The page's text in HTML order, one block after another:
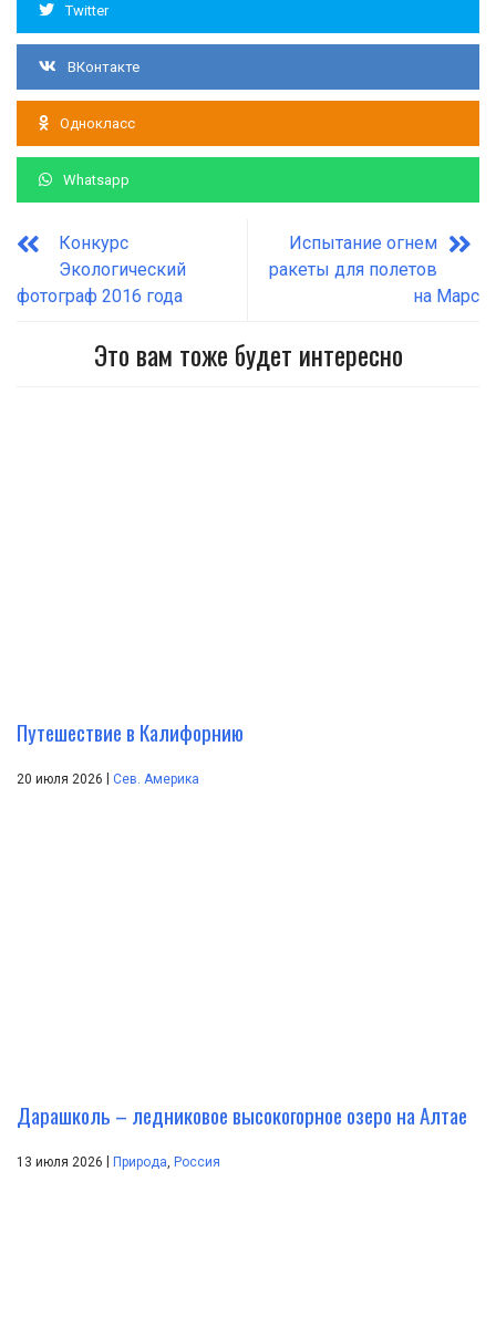
Twitter
ВКонтакте
Однокласс
Whatsapp
Конкурс
Экологический
фотограф 2016 года
Испытание огнем
ракеты для полетов
на Марс
Это вам тоже будет интересно
Путешествие в Калифорнию
20 июля 2026 | Сев. Америка
Дарашколь – ледниковое высокогорное озеро на Алтае
13 июля 2026 | Природа Россия